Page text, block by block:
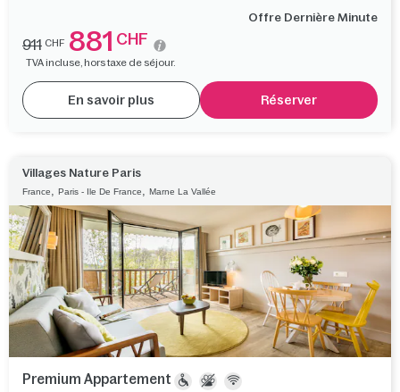
Offre Dernière Minute
911 CHF 881 CHF
TVA incluse, hors taxe de séjour.
En savoir plus Réserver
Villages Nature Paris
France Paris - Ile De France Marne La Vallée
Premium Appartement